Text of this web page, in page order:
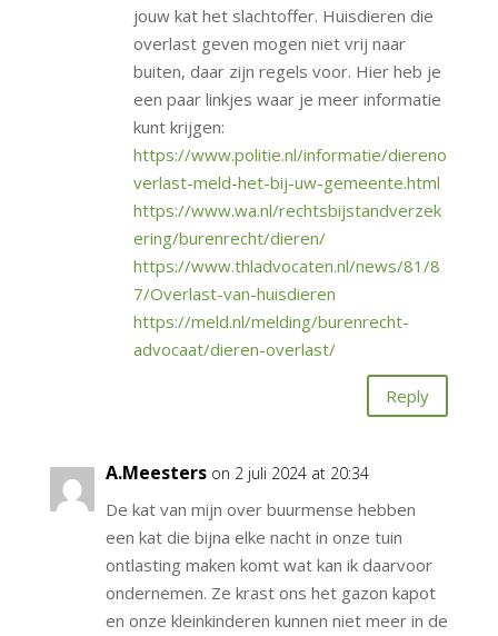
jouw kat het slachtoffer. Huisdieren die
overlast geven mogen niet vrij naar
buiten, daar zijn regels voor. Hier heb je
een paar linkjes waar je meer informatie
kunt krijgen:
https://www.politie.nl/informatie/diereno
verlast-meld-het-bij-uw-gemeente.html
https://www.wa.nl/rechtsbijstandverzek
ering/burenrecht/dieren/
https://www.thladvocaten.nl/news/81/8
7/Overlast-van-huisdieren
https://meld.nl/melding/burenrecht-
advocaat/dieren-overlast/
Reply
A.Meesters on 2 juli 2024 at 20:34
De kat van mijn over buurmense hebben
een kat die bijna elke nacht in onze tuin
ontlasting maken komt wat kan ik daarvoor
ondernemen. Ze krast ons het gazon kapot
en onze kleinkinderen kunnen niet meer in de